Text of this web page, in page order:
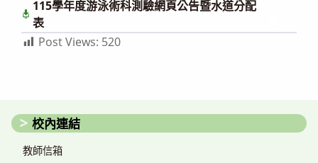
115學年度游泳術科測驗網頁公告暨水道分配
表
Post Views: 520
校內連結
教師信箱